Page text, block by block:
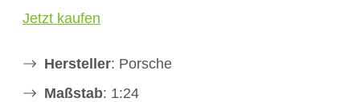
Jetzt kaufen
Hersteller: Porsche
Maßstab: 1:24